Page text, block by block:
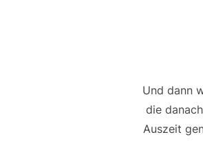
Und dann
die
Auszeit